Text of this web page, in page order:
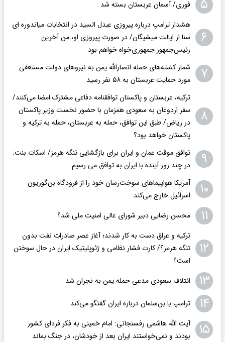
۵ فوری/ آسمان عربستان بسته شد
۶
هشدار ترامپ درباره پیروزی عبدل السید در انتخابات میاندوره ای
سنا از ایالت میشیگان/ در صورت پیروزی او، من آخرین
رئیس‌جمهور جمهوری‌‍‌خواه خواهم بود
۷
شمار کشته‌های حمله انصارالله یمن به نیروهای دولت مستعفی
مورد حمایت عربستان به ۵۸ نفر رسید
۸
ترکیه، عربستان و پاکستان توافقنامه دفاعی مشترک امضا می‌کنند/
سفر اردوغان به سعودی همزمان با حضور نخست وزیر پاکستان
در ریاض/ طبق این توافق، حمله به عربستان، حمله به ترکیه و
پاکستان خواهد بود؟
۹
توافق موقت عمان و ایران برای بازگشایی تنگه هرمز/ اسکات بنت:
در چند روز آینده با ایران به توافق می رسیم
۱۰
آمریکا هواپیماهای سوخت‌رسان خود را از فرودگاه بن‌گوریون
اسرائیل خارج می‌کند
۱۱ محسن رضایی دبیر شورای عالی امنیت ملی شد؟
۱۲
ترکیه و عراق دست به کار شدند؛ آغاز عصر صادرات نفت بدون
تنگه هرمز؟/ کارت فشار نظامی و ژئوپلیتیک ایران در حال سوختن
است؟
۱۳ ائتلاف سعودی مدعی حمله یمن به نجران شد
۱۴ ترامپ با بن‌سلمان درباره ایران گفتگو می‌کند
۱۵
آیت الله هاشمی رفسنجانی: امام خمینی به فکر فردای کشور
بودند و نمی‌خواستند ایران بعد از خودشان، در جنگ بماند